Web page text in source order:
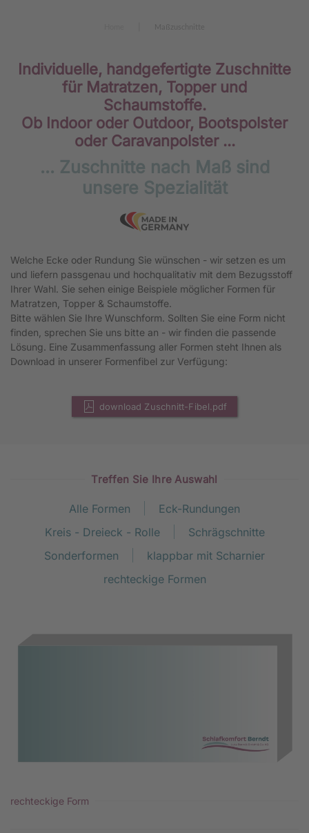
Individuelle, handgefertigte Zuschnitte
für Matratzen, Topper und
Schaumstoffe.
Ob Indoor oder Outdoor, Bootspolster
oder Caravanpolster ...
... Zuschnitte nach Maß sind
unsere Spezialität
Welche Ecke oder Rundung Sie wünschen - wir setzen es um
und liefern passgenau und hochqualitativ mit dem Bezugsstoff
Ihrer Wahl. Sie sehen einige Beispiele möglicher Formen für
Matratzen, Topper & Schaumstoffe.
Bitte wählen Sie Ihre Wunschform. Sollten Sie eine Form nicht
finden, sprechen Sie uns bitte an - wir finden die passende
Lösung. Eine Zusammenfassung aller Formen steht Ihnen als
Download in unserer Formenfibel zur Verfügung:
download Zuschnitt-Fibel.pdf
Treffen Sie Ihre Auswahl
Alle Formen
Eck-Rundungen
Kreis - Dreieck - Rolle
Schrägschnitte
Sonderformen
klappbar mit Scharnier
rechteckige Formen
rechteckige Form